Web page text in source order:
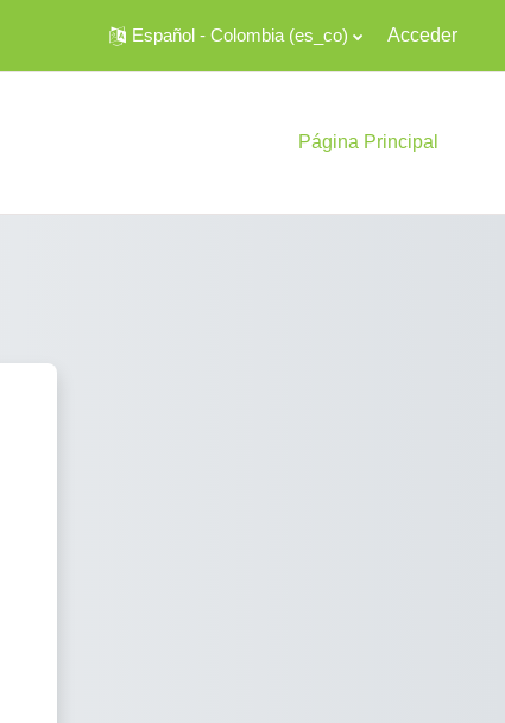
Español - Colombia ‎(es_co)‎ Acceder
Página Principal